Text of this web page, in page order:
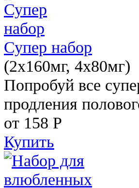
Супер набор
(2х160мг, 4х80мг)
Попробуй все
продления
от 158 Р
Купить